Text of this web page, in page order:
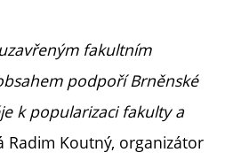
fakultním
podpoří Brněnské
k popularizaci fakulty a
Radim Koutný, organizátor